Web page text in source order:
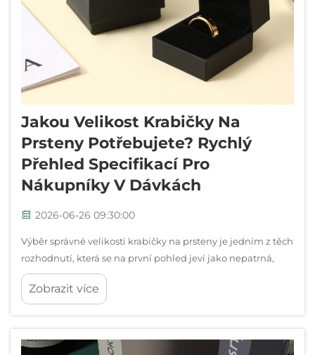
Jakou Velikost Krabičky Na
Prsteny Potřebujete? Rychlý
Přehled Specifikací Pro
Nákupníky V Dávkách
2026-06-26 09:30:00
Výběr správné velikosti krabičky na prsteny je jedním z těch
rozhodnutí, která se na první pohled jeví jako nepatrná,
dokud si neuvědomíte, že přímo ovlivňuje prezentaci
produktu, zákaznickou zkušenost i náklady na balení
Zobrazit více